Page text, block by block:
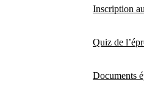
Inscription
Quiz de
Documents